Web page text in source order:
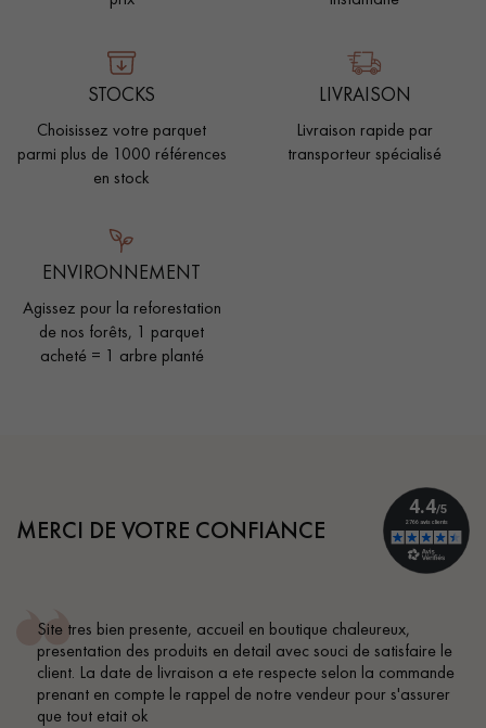
STOCKS
Choisissez votre parquet
parmi plus de 1000 références
en stock
LIVRAISON
Livraison rapide par
transporteur spécialisé
ENVIRONNEMENT
Agissez pour la reforestation
de nos forêts, 1 parquet
acheté = 1 arbre planté
MERCI DE VOTRE CONFIANCE
Site tres bien presente, accueil en boutique chaleureux,
presentation des produits en detail avec souci de satisfaire le
client. La date de livraison a ete respecte selon la commande
prenant en compte le rappel de notre vendeur pour s'assurer
que tout etait ok